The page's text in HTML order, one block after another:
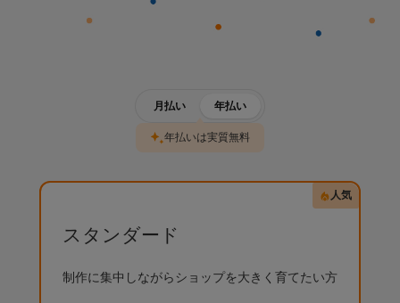
月払い 年払い
年払いは実質無料
人気
スタンダード
制作に集中しながらショップを大きく育てたい方